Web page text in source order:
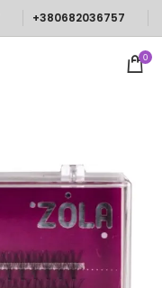
+380682036757
0